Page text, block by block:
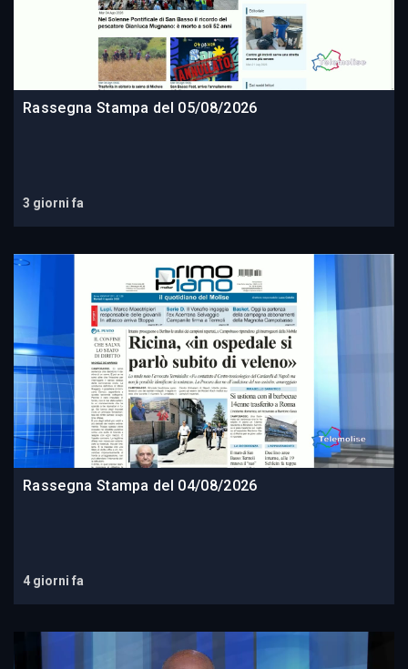
Rassegna Stampa del 05/08/2026
3 giorni fa
Rassegna Stampa del 04/08/2026
4 giorni fa